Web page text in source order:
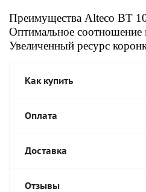
Преимущества Alteco BT
Оптимальное соотношение
Увеличенный ресурс
Как купить
Оплата
Доставка
Отзывы